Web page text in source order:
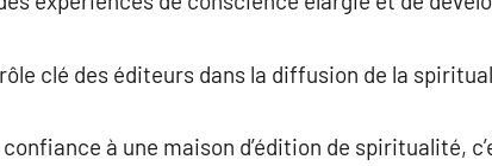
clé des éditeurs dans la diffusion de la
à une maison d’édition de spiritualité,